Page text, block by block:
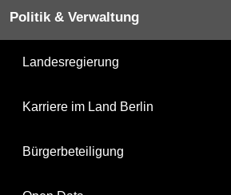
Politik & Verwaltung
Landesregierung
Karriere im Land Berlin
Bürgerbeteiligung